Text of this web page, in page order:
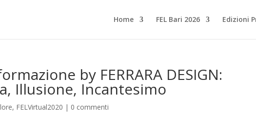
Home FEL Bari 2026 Edizioni
by FERRARA DESIGN:
Illusione, Incantesimo
, FELVirtual2020 | 0 commenti